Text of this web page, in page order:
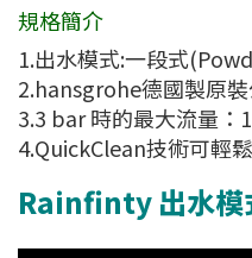
規格簡介
1.出水模式:一段式
2.hansgrohe德國製原
3.3 bar 時的最大流量
4.QuickClean技術可輕
Rainfinty 出水模